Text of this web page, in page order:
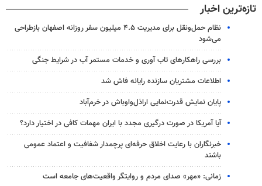
تازه‌ترین اخبار
نظام حمل‌ونقل برای مدیریت ۴.۵ میلیون سفر روزانه اصفهان بازطراحی
می‌شود
بررسی راهکارهای تاب آوری و خدمات مستمر آب در شرایط جنگی
اطلاعات مشتریان سازنده رایانه فاش شد
پایان نمایش قدرت‌نمایی اراذل‌واوباش در خرم‌آباد
آیا آمریکا در صورت درگیری مجدد با ایران مهمات کافی در اختیار دارد؟
خبرنگاران با رعایت اخلاق حرفه‌ای پرچمدار شفافیت و اعتماد عمومی
باشند
زمانی: «مهر» صدای مردم و روایتگر واقعیت‌های جامعه است